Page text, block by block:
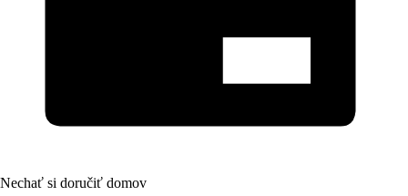
Nechať si doručiť domov